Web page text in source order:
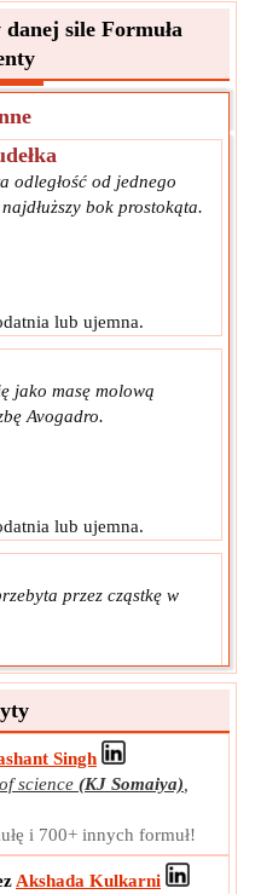
danej sile Formuła
odległość od jednego
bok prostokąta.
lub ujemna.
jako masę molową
Avogadro.
lub ujemna.
przez cząstkę w
lub ujemna.
to suma sił ciśnienia i
układzie płynu.
Singh
science (KJ Somaiya)
i 700+ innych formuł!
Akshada Kulkarni